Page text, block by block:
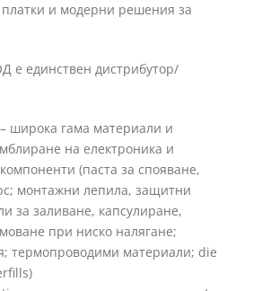
и модерни решения за
е единствен дистрибутор/
широка гама материали и
на електроника и
(паста за спояване,
монтажни лепила, защитни
за заливане, капсулиране,
при ниско налягане;
термопроводими материали; die